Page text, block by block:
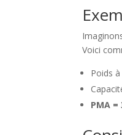
Voici
Poids
PMA =